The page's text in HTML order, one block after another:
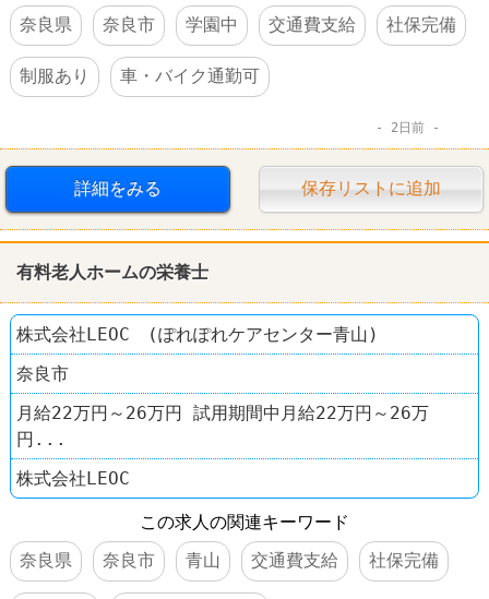
奈良県
奈良市 学園中 交通費支給 社保完備
制服あり 車・バイク通勤可
2日前
詳細をみる 保存リストに追加
有料老人ホームの栄養士
株式会社LEOC (ぽれぽれケアセンター青山)
奈良市
月給22万円～26万円 試用期間中月給22万円～26万
円...
株式会社LEOC
この求人の関連キーワード
奈良県
奈良市 青山 交通費支給 社保完備